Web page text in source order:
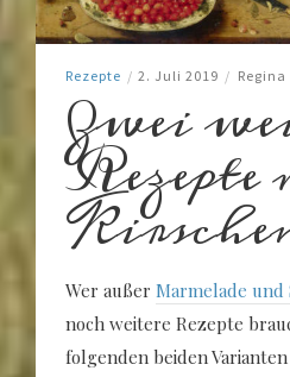
Rezepte / 2. Juli 2019 /
Zwei
Wer außer Marmelade und
noch weitere Rezepte
folgenden beiden